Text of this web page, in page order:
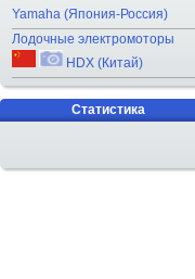
Yamaha (Япония-Россия)
Лодочные электромоторы
HDX (Китай)
Статистика